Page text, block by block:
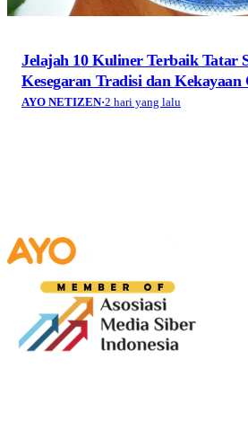
Jelajah 10 Kuliner Terbaik Tatar
Kesegaran Tradisi dan Kekayaan
AYO NETIZEN·2 hari yang lalu